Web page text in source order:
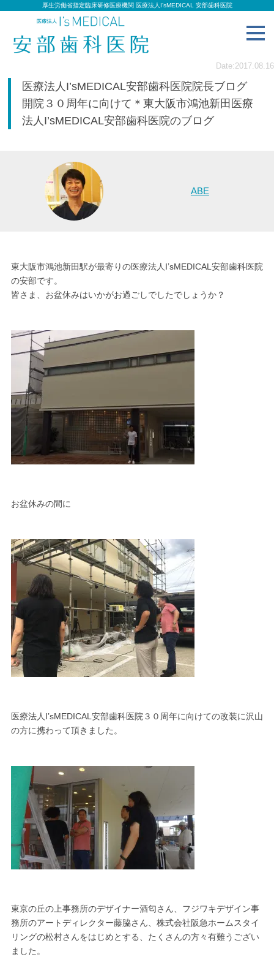
厚生労働省指定臨床研修医療機関 医療法人I’sMEDICAL 安部歯科医院
Date:2017.08.16
医療法人I’sMEDICAL安部歯科医院院長ブログ
開院３０周年に向けて＊東大阪市鴻池新田医療
法人I’sMEDICAL安部歯科医院のブログ
ABE
東大阪市鴻池新田駅が最寄りの医療法人I’sMEDICAL安部歯科医院
の安部です。
皆さま、お盆休みはいかがお過ごしでしたでしょうか？
お盆休みの間に
医療法人I’sMEDICAL安部歯科医院３０周年に向けての改装に沢山
の方に携わって頂きました。
東京の丘の上事務所のデザイナー酒匂さん、フジワキデザイン事
務所のアートディレクター藤脇さん、株式会社阪急ホームスタイ
リングの松村さんをはじめとする、たくさんの方々有難うござい
ました。